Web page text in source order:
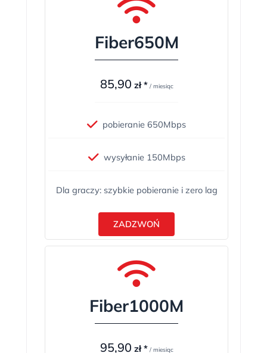
Fiber650M
85,90 zł * / miesiąc
pobieranie 650Mbps
wysyłanie 150Mbps
Dla graczy: szybkie pobieranie i zero lag
ZADZWOŃ
Fiber1000M
95,90 zł * / miesiąc